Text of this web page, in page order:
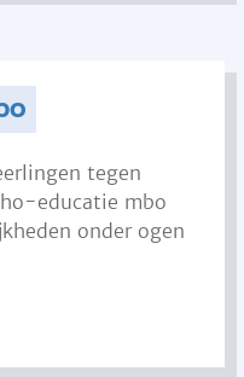
tegen
educatie mbo
onder ogen